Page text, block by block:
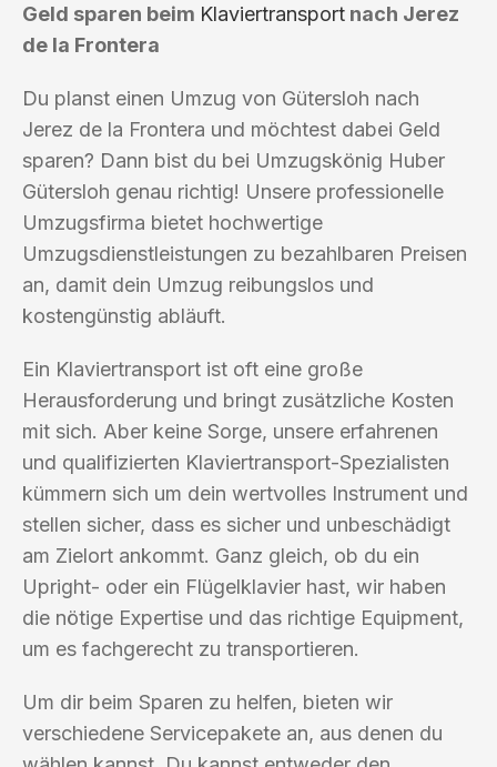
Geld sparen beim Klaviertransport nach Jerez
de la Frontera
Du planst einen Umzug von Gütersloh nach
Jerez de la Frontera und möchtest dabei Geld
sparen? Dann bist du bei Umzugskönig Huber
Gütersloh genau richtig! Unsere professionelle
Umzugsfirma bietet hochwertige
Umzugsdienstleistungen zu bezahlbaren Preisen
an, damit dein Umzug reibungslos und
kostengünstig abläuft.
Ein Klaviertransport ist oft eine große
Herausforderung und bringt zusätzliche Kosten
mit sich. Aber keine Sorge, unsere erfahrenen
und qualifizierten Klaviertransport-Spezialisten
kümmern sich um dein wertvolles Instrument und
stellen sicher, dass es sicher und unbeschädigt
am Zielort ankommt. Ganz gleich, ob du ein
Upright- oder ein Flügelklavier hast, wir haben
die nötige Expertise und das richtige Equipment,
um es fachgerecht zu transportieren.
Um dir beim Sparen zu helfen, bieten wir
verschiedene Servicepakete an, aus denen du